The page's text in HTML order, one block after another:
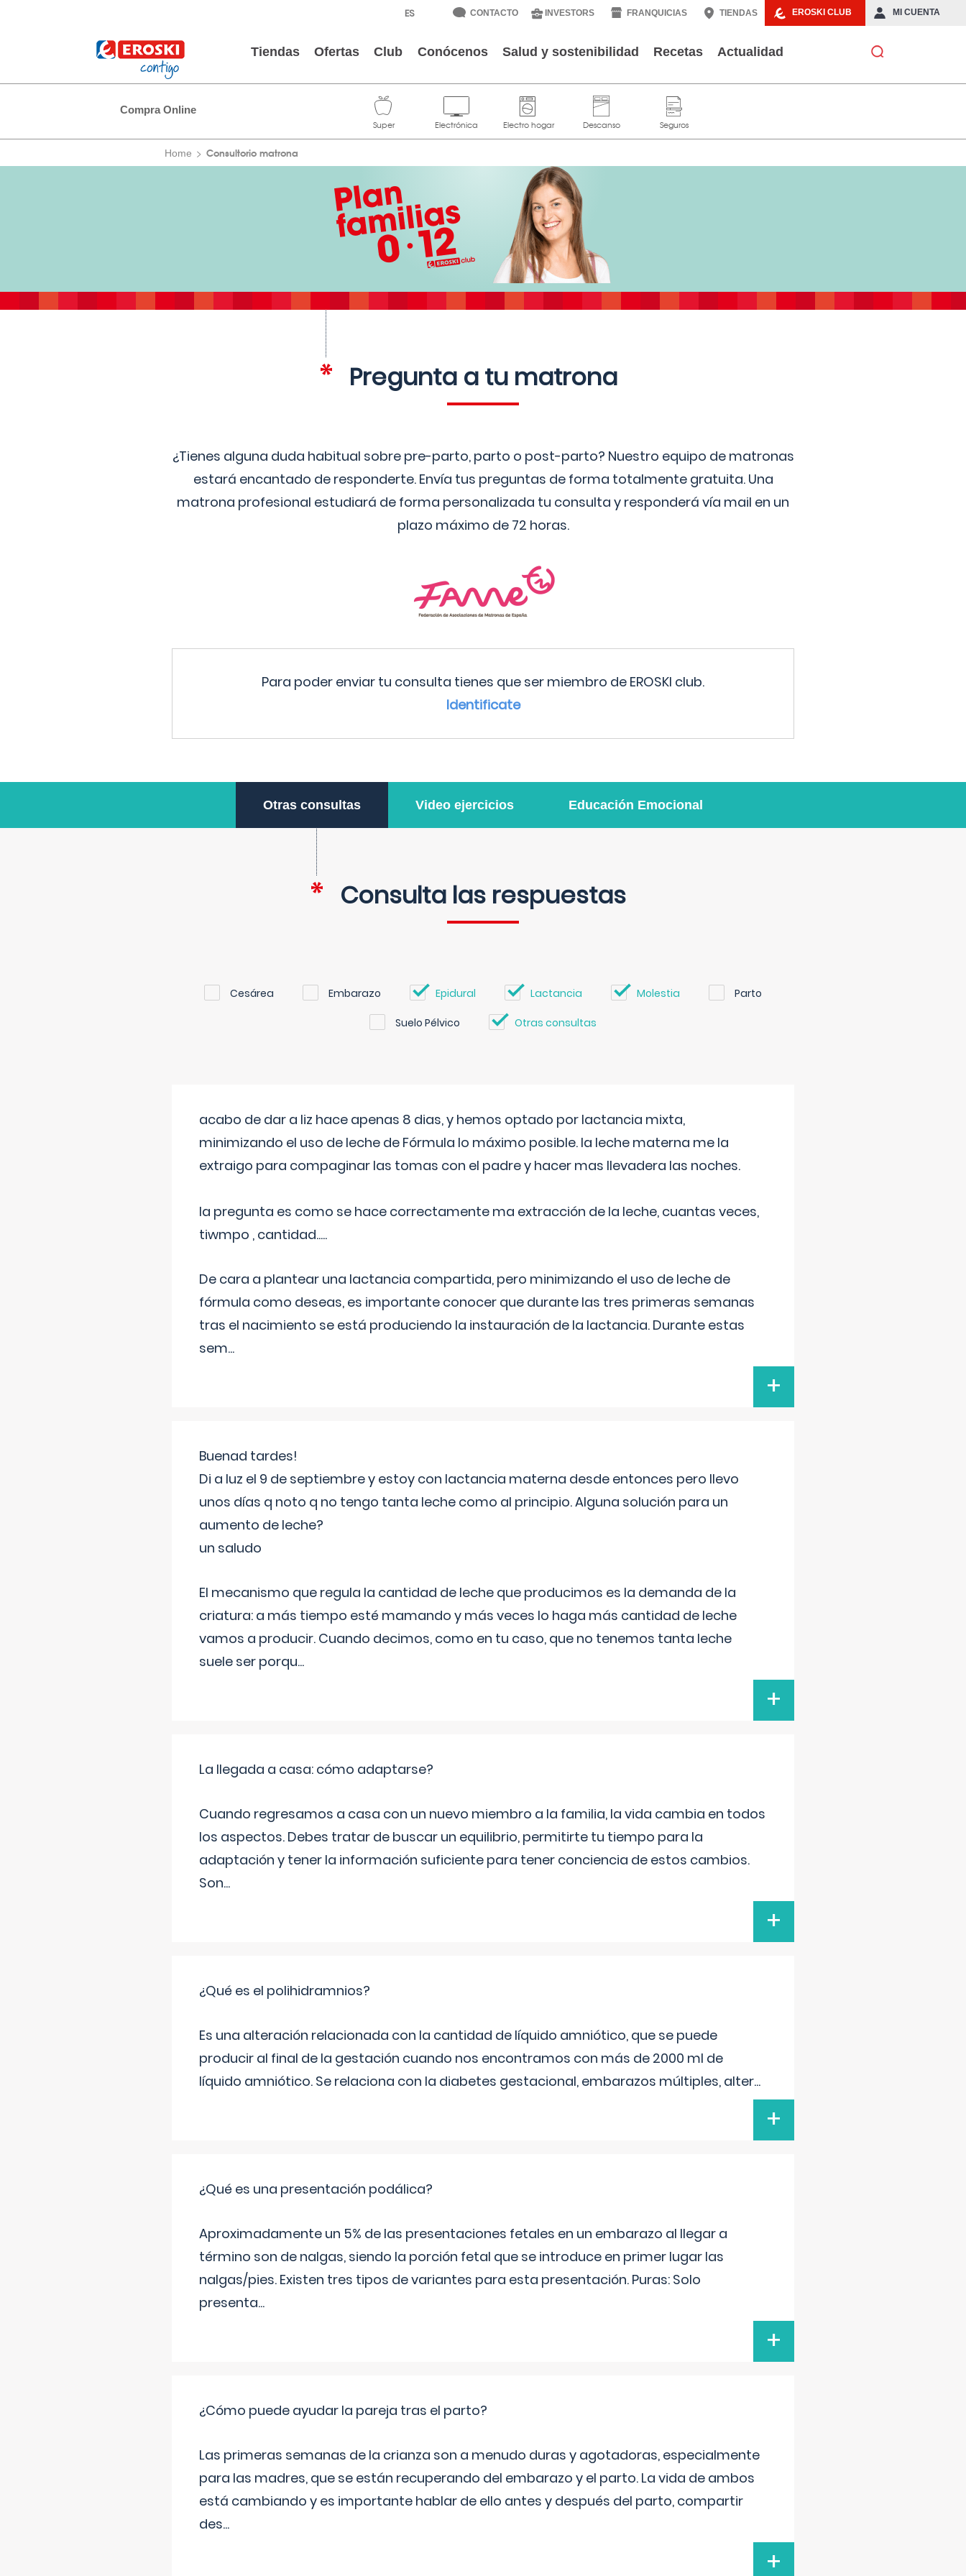
EROSKI CLUB MI CUENTA
CONTACTO INVESTORS FRANQUICIAS TIENDAS
Tiendas Ofertas Club Conócenos Salud y sostenibilidad Recetas Actualidad
Compra Online
Home Consultorio matrona
Pregunta a tu matrona
¿Tienes alguna duda habitual sobre pre-parto, parto o post-parto? Nuestro equipo de matronas
estará encantado de responderte. Envía tus preguntas de forma totalmente gratuita. Una
matrona profesional estudiará de forma personalizada tu consulta y responderá vía mail en un
plazo máximo de 72 horas.
Para poder enviar tu consulta tienes que ser miembro de EROSKI club.
Identificate
Otras consultas Video ejercicios Educación Emocional
Consulta las respuestas
Cesárea Embarazo Epidural Lactancia Molestia Parto
Suelo Pélvico Otras consultas
acabo de dar a liz hace apenas 8 dias, y hemos optado por lactancia mixta,
minimizando el uso de leche de Fórmula lo máximo posible. la leche materna me la
extraigo para compaginar las tomas con el padre y hacer mas llevadera las noches.
la pregunta es como se hace correctamente ma extracción de la leche, cuantas veces,
tiwmpo , cantidad.....
De cara a plantear una lactancia compartida, pero minimizando el uso de leche de
fórmula como deseas, es importante conocer que durante las tres primeras semanas
tras el nacimiento se está produciendo la instauración de la lactancia. Durante estas
sem...
+
Buenad tardes!
Di a luz el 9 de septiembre y estoy con lactancia materna desde entonces pero llevo
unos días q noto q no tengo tanta leche como al principio. Alguna solución para un
aumento de leche?
un saludo
El mecanismo que regula la cantidad de leche que producimos es la demanda de la
criatura: a más tiempo esté mamando y más veces lo haga más cantidad de leche
vamos a producir. Cuando decimos, como en tu caso, que no tenemos tanta leche
suele ser porqu...
+
La llegada a casa: cómo adaptarse?
Cuando regresamos a casa con un nuevo miembro a la familia, la vida cambia en todos
los aspectos. Debes tratar de buscar un equilibrio, permitirte tu tiempo para la
adaptación y tener la información suficiente para tener conciencia de estos cambios.
Son...
+
¿Qué es el polihidramnios?
Es una alteración relacionada con la cantidad de líquido amniótico, que se puede
producir al final de la gestación cuando nos encontramos con más de 2000 ml de
líquido amniótico. Se relaciona con la diabetes gestacional, embarazos múltiples, alter...
+
¿Qué es una presentación podálica?
Aproximadamente un 5% de las presentaciones fetales en un embarazo al llegar a
término son de nalgas, siendo la porción fetal que se introduce en primer lugar las
nalgas/pies. Existen tres tipos de variantes para esta presentación. Puras: Solo
presenta...
+
¿Cómo puede ayudar la pareja tras el parto?
Las primeras semanas de la crianza son a menudo duras y agotadoras, especialmente
para las madres, que se están recuperando del embarazo y el parto. La vida de ambos
está cambiando y es importante hablar de ello antes y después del parto, compartir
des...
+